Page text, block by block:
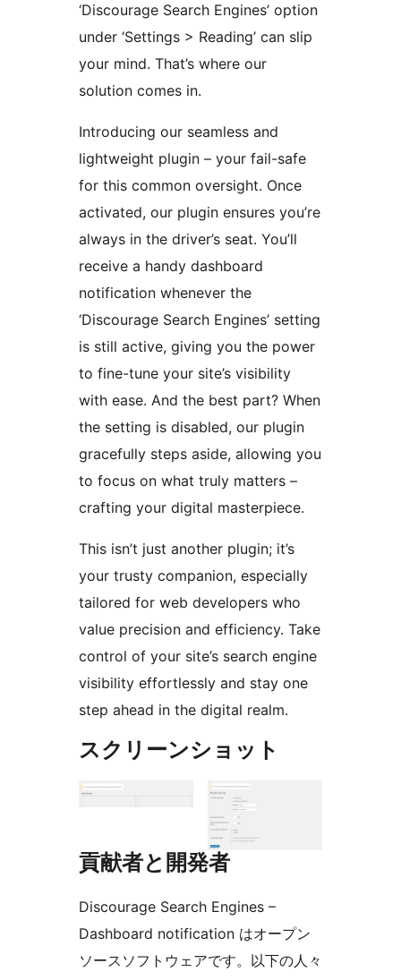
‘Discourage Search Engines’ option
under ‘Settings > Reading’ can slip
your mind. That’s where our
solution comes in.
Introducing our seamless and
lightweight plugin – your fail-safe
for this common oversight. Once
activated, our plugin ensures you’re
always in the driver’s seat. You’ll
receive a handy dashboard
notification whenever the
‘Discourage Search Engines’ setting
is still active, giving you the power
to fine-tune your site’s visibility
with ease. And the best part? When
the setting is disabled, our plugin
gracefully steps aside, allowing you
to focus on what truly matters –
crafting your digital masterpiece.
This isn’t just another plugin; it’s
your trusty companion, especially
tailored for web developers who
value precision and efficiency. Take
control of your site’s search engine
visibility effortlessly and stay one
step ahead in the digital realm.
スクリーンショット
貢献者と開発者
Discourage Search Engines –
Dashboard notification はオープン
ソースソフトウェアです。以下の人々